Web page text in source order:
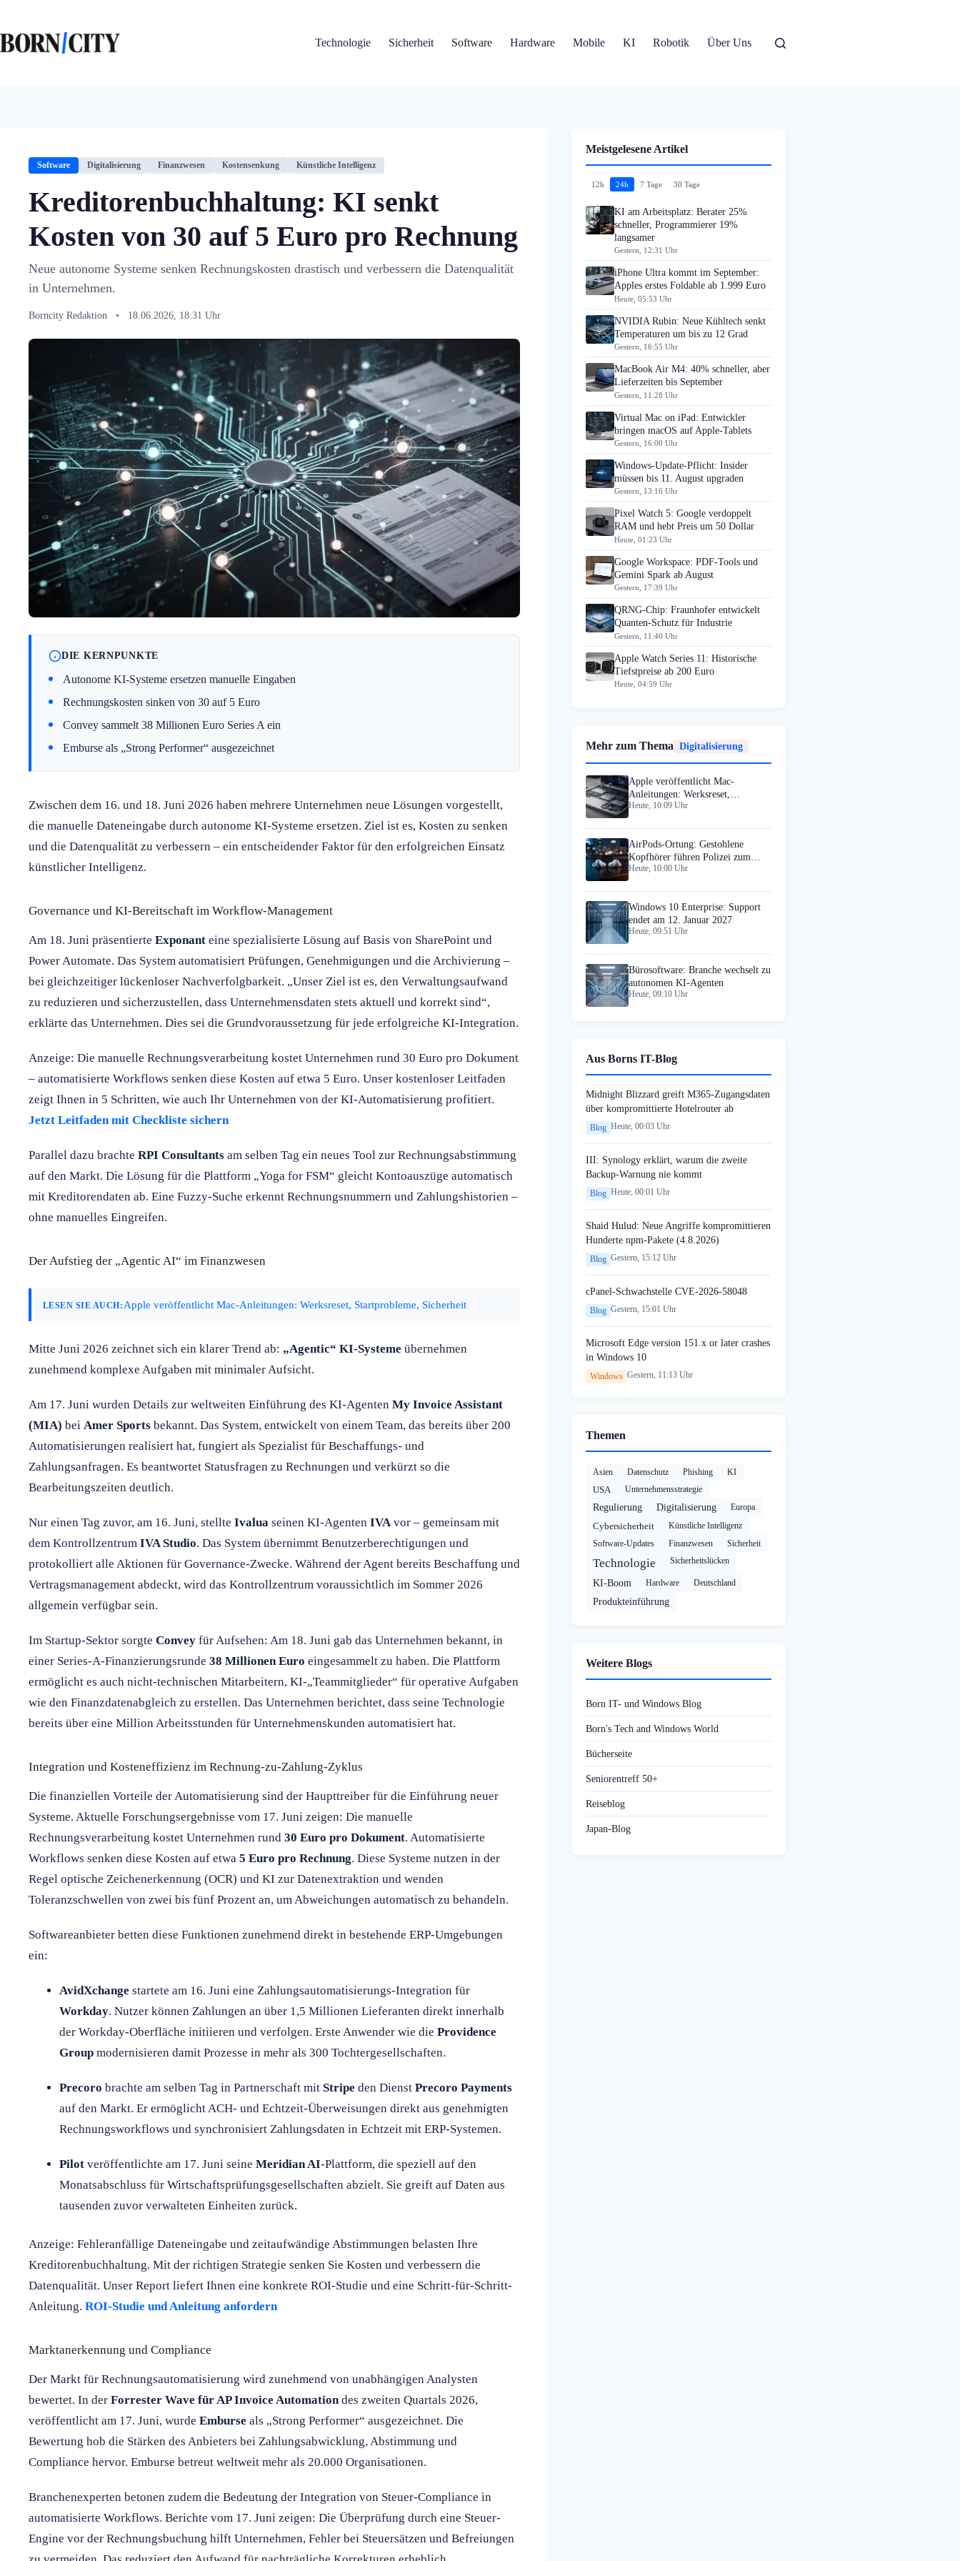
springen
Technologie
Sicherheit Software Hardware Mobile KI Robotik Über Uns
Software Digitalisierung Finanzwesen Kostensenkung Künstliche Intelligenz
Kreditorenbuchhaltung: KI senkt
Kosten von 30 auf 5 Euro pro Rechnung
Neue autonome Systeme senken Rechnungskosten drastisch und verbessern die Datenqualität
in Unternehmen.
Borncity Redaktion • 18.06.2026, 18:31 Uhr
DIE KERNPUNKTE
Autonome KI-Systeme ersetzen manuelle Eingaben
Rechnungskosten sinken von 30 auf 5 Euro
Convey sammelt 38 Millionen Euro Series A ein
Emburse als „Strong Performer“ ausgezeichnet
Zwischen dem 16. und 18. Juni 2026 haben mehrere Unternehmen neue Lösungen vorgestellt,
die manuelle Dateneingabe durch autonome KI-Systeme ersetzen. Ziel ist es, Kosten zu senken
und die Datenqualität zu verbessern – ein entscheidender Faktor für den erfolgreichen Einsatz
künstlicher Intelligenz.
Governance und KI-Bereitschaft im Workflow-Management
Am 18. Juni präsentierte Exponant eine spezialisierte Lösung auf Basis von SharePoint und
Power Automate. Das System automatisiert Prüfungen, Genehmigungen und die Archivierung –
bei gleichzeitiger lückenloser Nachverfolgbarkeit. „Unser Ziel ist es, den Verwaltungsaufwand
zu reduzieren und sicherzustellen, dass Unternehmensdaten stets aktuell und korrekt sind“,
erklärte das Unternehmen. Dies sei die Grundvoraussetzung für jede erfolgreiche KI-Integration.
Anzeige: Die manuelle Rechnungsverarbeitung kostet Unternehmen rund 30 Euro pro Dokument
– automatisierte Workflows senken diese Kosten auf etwa 5 Euro. Unser kostenloser Leitfaden
zeigt Ihnen in 5 Schritten, wie auch Ihr Unternehmen von der KI-Automatisierung profitiert.
Jetzt Leitfaden mit Checkliste sichern
Parallel dazu brachte RPI Consultants am selben Tag ein neues Tool zur Rechnungsabstimmung
auf den Markt. Die Lösung für die Plattform „Yoga for FSM“ gleicht Kontoauszüge automatisch
mit Kreditorendaten ab. Eine Fuzzy-Suche erkennt Rechnungsnummern und Zahlungshistorien –
ohne manuelles Eingreifen.
Der Aufstieg der „Agentic AI“ im Finanzwesen
LESEN SIE AUCH: Apple veröffentlicht Mac-Anleitungen: Werksreset, Startprobleme, Sicherheit
Mitte Juni 2026 zeichnet sich ein klarer Trend ab: „Agentic“ KI-Systeme übernehmen
zunehmend komplexe Aufgaben mit minimaler Aufsicht.
Am 17. Juni wurden Details zur weltweiten Einführung des KI-Agenten My Invoice Assistant
(MIA) bei Amer Sports bekannt. Das System, entwickelt von einem Team, das bereits über 200
Automatisierungen realisiert hat, fungiert als Spezialist für Beschaffungs- und
Zahlungsanfragen. Es beantwortet Statusfragen zu Rechnungen und verkürzt so die
Bearbeitungszeiten deutlich.
Nur einen Tag zuvor, am 16. Juni, stellte Ivalua seinen KI-Agenten IVA vor – gemeinsam mit
dem Kontrollzentrum IVA Studio. Das System übernimmt Benutzerberechtigungen und
protokolliert alle Aktionen für Governance-Zwecke. Während der Agent bereits Beschaffung und
Vertragsmanagement abdeckt, wird das Kontrollzentrum voraussichtlich im Sommer 2026
allgemein verfügbar sein.
Im Startup-Sektor sorgte Convey für Aufsehen: Am 18. Juni gab das Unternehmen bekannt, in
einer Series-A-Finanzierungsrunde 38 Millionen Euro eingesammelt zu haben. Die Plattform
ermöglicht es auch nicht-technischen Mitarbeitern, KI-„Teammitglieder“ für operative Aufgaben
wie den Finanzdatenabgleich zu erstellen. Das Unternehmen berichtet, dass seine Technologie
bereits über eine Million Arbeitsstunden für Unternehmenskunden automatisiert hat.
Integration und Kosteneffizienz im Rechnung-zu-Zahlung-Zyklus
Die finanziellen Vorteile der Automatisierung sind der Haupttreiber für die Einführung neuer
Systeme. Aktuelle Forschungsergebnisse vom 17. Juni zeigen: Die manuelle
Rechnungsverarbeitung kostet Unternehmen rund 30 Euro pro Dokument. Automatisierte
Workflows senken diese Kosten auf etwa 5 Euro pro Rechnung. Diese Systeme nutzen in der
Regel optische Zeichenerkennung (OCR) und KI zur Datenextraktion und wenden
Toleranzschwellen von zwei bis fünf Prozent an, um Abweichungen automatisch zu behandeln.
Softwareanbieter betten diese Funktionen zunehmend direkt in bestehende ERP-Umgebungen
ein:
AvidXchange startete am 16. Juni eine Zahlungsautomatisierungs-Integration für
Workday. Nutzer können Zahlungen an über 1,5 Millionen Lieferanten direkt innerhalb
der Workday-Oberfläche initiieren und verfolgen. Erste Anwender wie die Providence
Groupmodernisieren damit Prozesse in mehr als 300 Tochtergesellschaften.
Precoro brachte am selben Tag in Partnerschaft mit Stripe den Dienst Precoro Payments
auf den Markt. Er ermöglicht ACH- und Echtzeit-Überweisungen direkt aus genehmigten
Rechnungsworkflows und synchronisiert Zahlungsdaten in Echtzeit mit ERP-Systemen.
Pilotveröffentlichte am 17. Juni seine Meridian AI-Plattform, die speziell auf den
Monatsabschluss für Wirtschaftsprüfungsgesellschaften abzielt. Sie greift auf Daten aus
tausenden zuvor verwalteten Einheiten zurück.
Anzeige: Fehleranfällige Dateneingabe und zeitaufwändige Abstimmungen belasten Ihre
Kreditorenbuchhaltung. Mit der richtigen Strategie senken Sie Kosten und verbessern die
Datenqualität. Unser Report liefert Ihnen eine konkrete ROI-Studie und eine Schritt-für-Schritt-
Anleitung. ROI-Studie und Anleitung anfordern
Marktanerkennung und Compliance
Der Markt für Rechnungsautomatisierung wird zunehmend von unabhängigen Analysten
bewertet. In der Forrester Wave für AP Invoice Automationdes zweiten Quartals 2026,
veröffentlicht am 17. Juni, wurde Emburse als „Strong Performer“ ausgezeichnet. Die
Bewertung hob die Stärken des Anbieters bei Zahlungsabwicklung, Abstimmung und
Compliance hervor. Emburse betreut weltweit mehr als 20.000 Organisationen.
Branchenexperten betonen zudem die Bedeutung der Integration von Steuer-Compliance in
automatisierte Workflows. Berichte vom 17. Juni zeigen: Die Überprüfung durch eine Steuer-
Engine vor der Rechnungsbuchung hilft Unternehmen, Fehler bei Steuersätzen und Befreiungen
Meistgelesene Artikel
12h 24h 7 Tage 30 Tage
KI am Arbeitsplatz: Berater 25%
schneller, Programmierer 19%
langsamer
Gestern, 12:31 Uhr
iPhone Ultra kommt im September:
Apples erstes Foldable ab 1.999 Euro
Heute, 05:53 Uhr
NVIDIA Rubin: Neue Kühltech senkt
Temperaturen um bis zu 12 Grad
Gestern, 16:55 Uhr
MacBook Air M4: 40% schneller, aber
Lieferzeiten bis September
Gestern, 11:28 Uhr
Virtual Mac on iPad: Entwickler
bringen macOS auf Apple-Tablets
Gestern, 16:00 Uhr
Windows-Update-Pflicht: Insider
müssen bis 11. August upgraden
Gestern, 13:16 Uhr
Pixel Watch 5: Google verdoppelt
RAM und hebt Preis um 50 Dollar
Heute, 01:23 Uhr
Google Workspace: PDF-Tools und
Gemini Spark ab August
Gestern, 17:39 Uhr
QRNG-Chip: Fraunhofer entwickelt
Quanten-Schutz für Industrie
Gestern, 11:40 Uhr
Apple Watch Series 11: Historische
Tiefstpreise ab 200 Euro
Heute, 04:59 Uhr
Mehr zum Thema Digitalisierung
Apple veröffentlicht Mac-
Anleitungen: Werksreset,
Startprobleme, Sicherheit
Heute, 10:09 Uhr
AirPods-Ortung: Gestohlene
Kopfhörer führen Polizei zum
Täter
Heute, 10:00 Uhr
Windows 10 Enterprise: Support
endet am 12. Januar 2027
Heute, 09:51 Uhr
Bürosoftware: Branche wechselt zu
autonomen KI-Agenten
Heute, 09:10 Uhr
Aus Borns IT-Blog
Midnight Blizzard greift M365-Zugangsdaten
über kompromittierte Hotelrouter ab
Blog Heute, 00:03 Uhr
III: Synology erklärt, warum die zweite
Backup-Warnung nie kommt
Blog Heute, 00:01 Uhr
Shaid Hulud: Neue Angriffe kompromittieren
Hunderte npm-Pakete (4.8.2026)
Blog Gestern, 15:12 Uhr
cPanel-Schwachstelle CVE-2026-58048
Blog Gestern, 15:01 Uhr
Microsoft Edge version 151.x or later crashes
in Windows 10
Windows Gestern, 11:13 Uhr
Themen
Asien Datenschutz Phishing KI
USA Unternehmensstrategie
Regulierung Digitalisierung Europa
Cybersicherheit
Künstliche Intelligenz
Software-Updates
Finanzwesen Sicherheit
Technologie Sicherheitslücken
KI-Boom Hardware Deutschland
Produkteinführung
Weitere Blogs
Born IT- und Windows Blog
Born's Tech and Windows World
Bücherseite
Seniorentreff 50+
Reiseblog
Japan-Blog